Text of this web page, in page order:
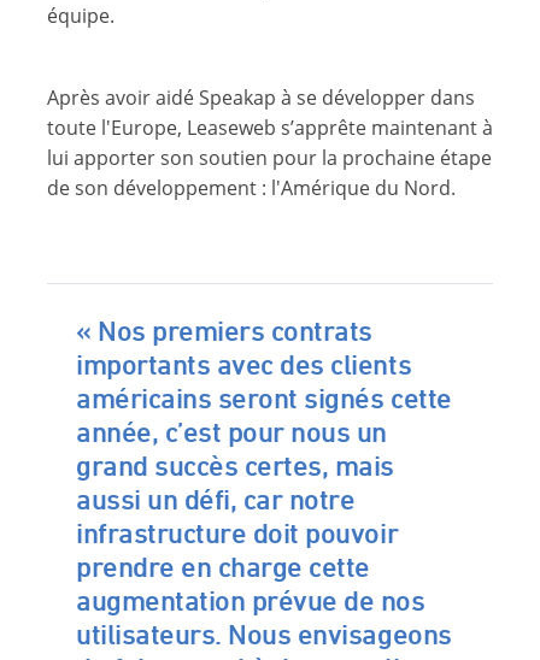
équipe.
Après avoir aidé Speakap à se développer dans
toute l'Europe, Leaseweb s’apprête maintenant à
lui apporter son soutien pour la prochaine étape
de son développement : l'Amérique du Nord.
« Nos premiers contrats
importants avec des clients
américains seront signés cette
année, c’est pour nous un
grand succès certes, mais
aussi un défi, car notre
infrastructure doit pouvoir
prendre en charge cette
augmentation prévue de nos
utilisateurs. Nous envisageons